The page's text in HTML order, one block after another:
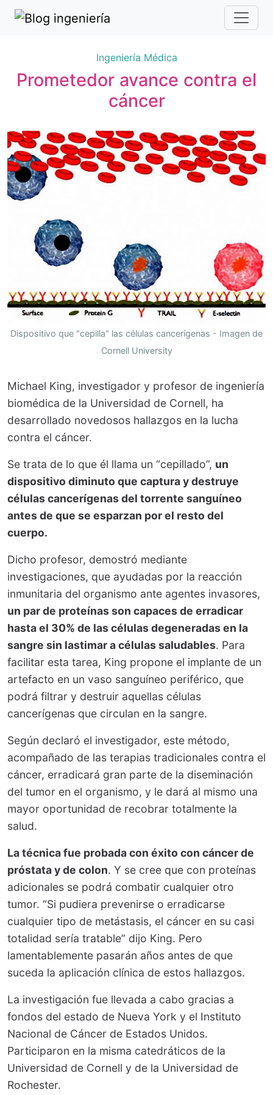
Ingeniería Médica
Prometedor avance contra el
cáncer
Dispositivo que "cepilla" las células cancerígenas - Imagen de
Cornell University
Michael King, investigador y profesor de ingeniería
biomédica de la Universidad de Cornell, ha
desarrollado novedosos hallazgos en la lucha
contra el cáncer.
Se trata de lo que él llama un “cepillado”, un
dispositivo diminuto que captura y destruye
células cancerígenas del torrente sanguíneo
antes de que se esparzan por el resto del
cuerpo.
Dicho profesor, demostró mediante
investigaciones, que ayudadas por la reacción
inmunitaria del organismo ante agentes invasores,
un par de proteínas son capaces de erradicar
hasta el 30% de las células degeneradas en la
sangre sin lastimar a células saludables. Para
facilitar esta tarea, King propone el implante de un
artefacto en un vaso sanguíneo periférico, que
podrá filtrar y destruir aquellas células
cancerígenas que circulan en la sangre.
Según declaró el investigador, este método,
acompañado de las terapias tradicionales contra el
cáncer, erradicará gran parte de la diseminación
del tumor en el organismo, y le dará al mismo una
mayor oportunidad de recobrar totalmente la
salud.
La técnica fue probada con éxito con cáncer de
próstata y de colon. Y se cree que con proteínas
adicionales se podrá combatir cualquier otro
tumor. “Si pudiera prevenirse o erradicarse
cualquier tipo de metástasis, el cáncer en su casi
totalidad sería tratable” dijo King. Pero
lamentablemente pasarán años antes de que
suceda la aplicación clínica de estos hallazgos.
La investigación fue llevada a cabo gracias a
fondos del estado de Nueva York y el Instituto
Nacional de Cáncer de Estados Unidos.
Participaron en la misma catedráticos de la
Universidad de Cornell y de la Universidad de
Rochester.